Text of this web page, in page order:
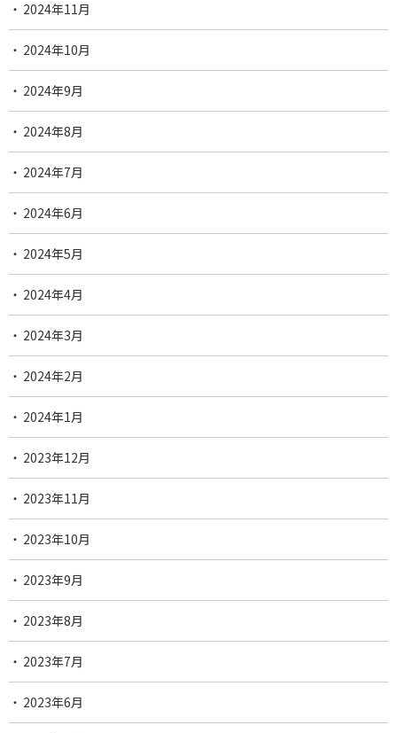
2024年11月
2024年10月
2024年9月
2024年8月
2024年7月
2024年6月
2024年5月
2024年4月
2024年3月
2024年2月
2024年1月
2023年12月
2023年11月
2023年10月
2023年9月
2023年8月
2023年7月
2023年6月